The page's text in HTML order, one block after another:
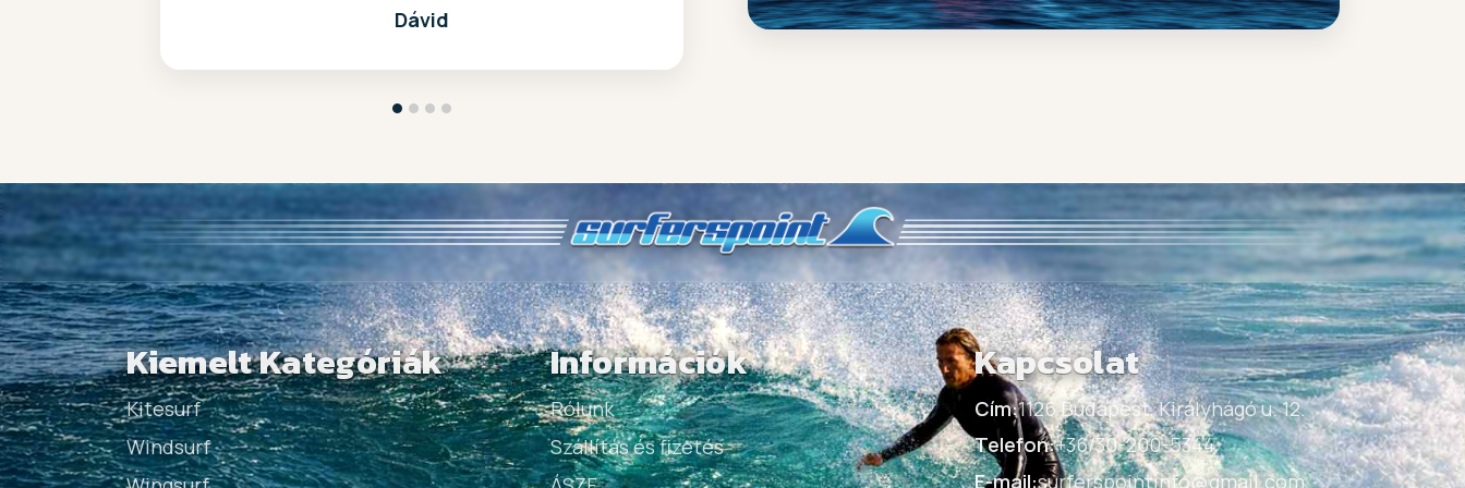
Dávid
Kiemelt Kategóriák
Kitesurf
Windsurf
Információk
Rólunk
Szállítás és fizetés
Kapcsolat
Cím:1126 Budapest, Királyhágó u. 12.
Telefon:+36/30-200-5344
E-mail:surferspointinfo@gmail.com